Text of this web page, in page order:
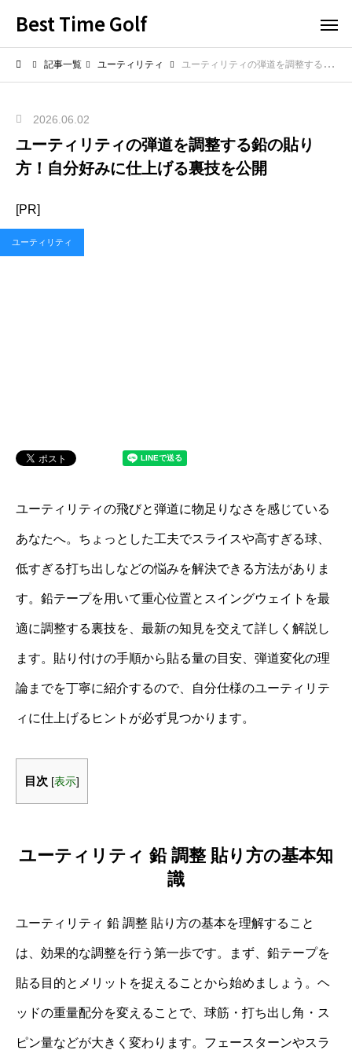
Best Time Golf
記事一覧 ユーティリティ ユーティリティの弾道を調整する鉛の貼り方！自分好みに仕上げる裏技を公開
2026.06.02
ユーティリティの弾道を調整する鉛の貼り
方！自分好みに仕上げる裏技を公開
[PR]
ユーティリティ
ユーティリティの飛びと弾道に物足りなさを感じている
あなたへ。ちょっとした工夫でスライスや高すぎる球、
低すぎる打ち出しなどの悩みを解決できる方法がありま
す。鉛テープを用いて重心位置とスイングウェイトを最
適に調整する裏技を、最新の知見を交えて詳しく解説し
ます。貼り付けの手順から貼る量の目安、弾道変化の理
論までを丁寧に紹介するので、自分仕様のユーティリテ
ィに仕上げるヒントが必ず見つかります。
目次 [表示]
ユーティリティ 鉛 調整 貼り方の基本知
識
ユーティリティ 鉛 調整 貼り方の基本を理解すること
は、効果的な調整を行う第一歩です。まず、鉛テープを
貼る目的とメリットを捉えることから始めましょう。ヘ
ッドの重量配分を変えることで、球筋・打ち出し角・ス
ピン量などが大きく変わります。フェースターンやスラ